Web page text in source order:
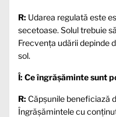
R: Udarea regulată este
secetoase. Solul trebuie
Frecvența udării depinde
sol.
Î: Ce îngrășăminte sunt
R: Căpșunile beneficiază
Îngrășămintele cu